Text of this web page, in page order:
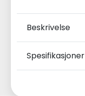
Beskrivelse
Spesifikasjoner